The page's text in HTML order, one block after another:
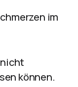
im
können.